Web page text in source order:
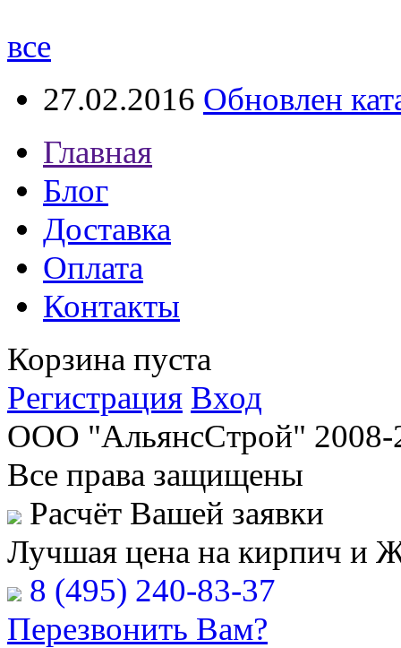
все
27.02.2016 Обновлен
Главная
Блог
Доставка
Оплата
Контакты
Корзина пуста
Регистрация Вход
ООО "АльянсСтрой" 2008-
Все права защищены
Расчёт Вашей заявки
Лучшая цена на кирпич и
8 (495) 240-83-37
Перезвонить Вам?